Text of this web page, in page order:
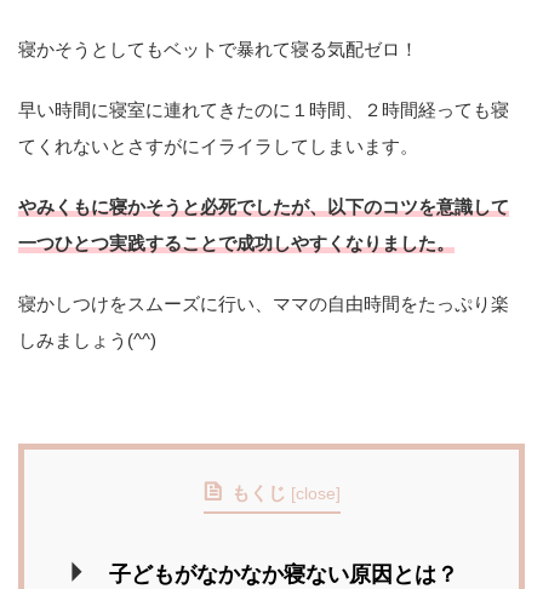
寝かそうとしてもベットで暴れて寝る気配ゼロ！
早い時間に寝室に連れてきたのに１時間、２時間経っても寝
てくれないとさすがにイライラしてしまいます。
やみくもに寝かそうと必死でしたが、以下のコツを意識して
一つひとつ実践することで成功しやすくなりました。
寝かしつけをスムーズに行い、ママの自由時間をたっぷり楽
しみましょう(^^)
もくじ [close]
子どもがなかなか寝ない原因とは？